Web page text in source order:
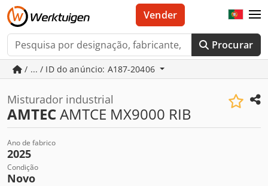
Procurar
Vender
/ ... / ID do anúncio: A187-20406
Misturador industrial
AMTECAMTCE MX9000 RIB
Ano de fabrico
2025
Condição
Novo